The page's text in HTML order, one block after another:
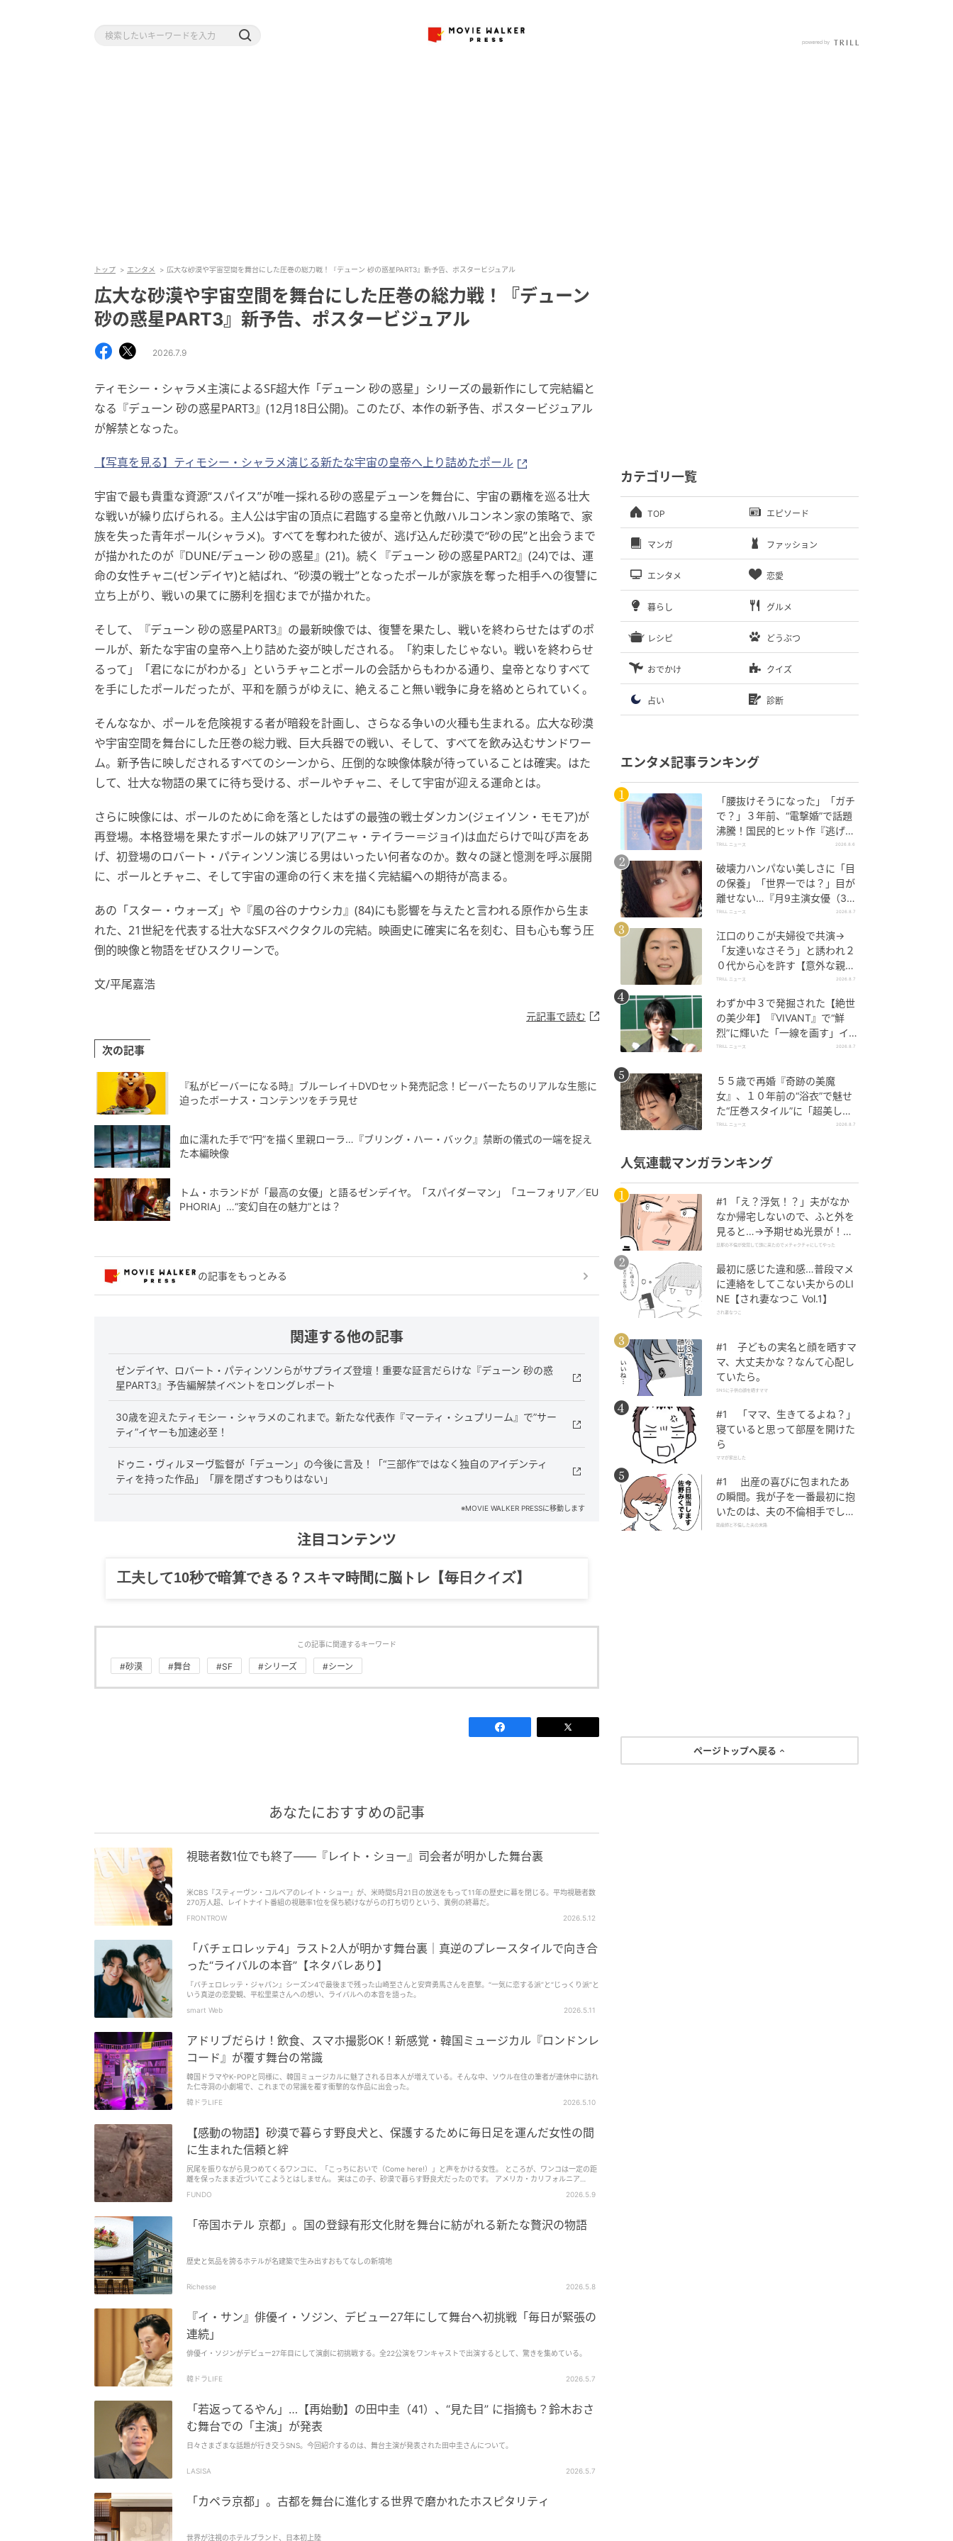
トップ エンタメ 広大な砂漠や宇宙空間を舞台にした圧巻の総力戦！『デューン 砂の惑星PART3』新予告、ポスタービジュアル
広大な砂漠や宇宙空間を舞台にした圧巻の総力戦！『デューン
砂の惑星PART3』新予告、ポスタービジュアル
2026.7.9
ティモシー・シャラメ主演によるSF超大作「デューン 砂の惑星」シリーズの最新作にして完結編と
なる『デューン 砂の惑星PART3』(12月18日公開)。このたび、本作の新予告、ポスタービジュアル
が解禁となった。
【写真を見る】ティモシー・シャラメ演じる新たな宇宙の皇帝へ上り詰めたポール
宇宙で最も貴重な資源“スパイス”が唯一採れる砂の惑星デューンを舞台に、宇宙の覇権を巡る壮大
な戦いが繰り広げられる。主人公は宇宙の頂点に君臨する皇帝と仇敵ハルコンネン家の策略で、家
族を失った青年ポール(シャラメ)。すべてを奪われた彼が、逃げ込んだ砂漠で“砂の民”と出会うまで
が描かれたのが『DUNE/デューン 砂の惑星』(21)。続く『デューン 砂の惑星PART2』(24)では、運
命の女性チャニ(ゼンデイヤ)と結ばれ、“砂漠の戦士”となったポールが家族を奪った相手への復讐に
立ち上がり、戦いの果てに勝利を掴むまでが描かれた。
そして、『デューン 砂の惑星PART3』の最新映像では、復讐を果たし、戦いを終わらせたはずのポ
ールが、新たな宇宙の皇帝へ上り詰めた姿が映しだされる。「約束したじゃない。戦いを終わらせ
るって」「君になにがわかる」というチャニとポールの会話からもわかる通り、皇帝となりすべて
を手にしたポールだったが、平和を願うがゆえに、絶えること無い戦争に身を絡めとられていく。
そんななか、ポールを危険視する者が暗殺を計画し、さらなる争いの火種も生まれる。広大な砂漠
や宇宙空間を舞台にした圧巻の総力戦、巨大兵器での戦い、そして、すべてを飲み込むサンドワー
ム。新予告に映しだされるすべてのシーンから、圧倒的な映像体験が待っていることは確実。はた
して、壮大な物語の果てに待ち受ける、ポールやチャニ、そして宇宙が迎える運命とは。
さらに映像には、ポールのために命を落としたはずの最強の戦士ダンカン(ジェイソン・モモア)が
再登場。本格登場を果たすポールの妹アリア(アニャ・テイラー＝ジョイ)は血だらけで叫び声をあ
げ、初登場のロバート・パティンソン演じる男はいったい何者なのか。数々の謎と憶測を呼ぶ展開
に、ポールとチャニ、そして宇宙の運命の行く末を描く完結編への期待が高まる。
あの「スター・ウォーズ」や『風の谷のナウシカ』(84)にも影響を与えたと言われる原作から生ま
れた、21世紀を代表する壮大なSFスペクタクルの完結。映画史に確実に名を刻む、目も心も奪う圧
倒的映像と物語をぜひスクリーンで。
文/平尾嘉浩
元記事で読む
次の記事
『私がビーバーになる時』ブルーレイ＋DVDセット発売記念！ビーバーたちのリアルな生態に
迫ったボーナス・コンテンツをチラ見せ
血に濡れた手で“円”を描く里親ローラ…『ブリング・ハー・バック』禁断の儀式の⼀端を捉え
た本編映像
トム・ホランドが「最高の女優」と語るゼンデイヤ。「スパイダーマン」「ユーフォリア／EU
PHORIA」…“変幻自在の魅力”とは？
の記事をもっとみる
関連する他の記事
ゼンデイヤ、ロバート・パティンソンらがサプライズ登壇！重要な証言だらけな『デューン 砂の惑
星PART3』予告編解禁イベントをロングレポート
30歳を迎えたティモシー・シャラメのこれまで。新たな代表作『マーティ・シュプリーム』で”サー
ティ”イヤーも加速必至！
ドゥニ・ヴィルヌーヴ監督が「デューン」の今後に言及！「“三部作”ではなく独自のアイデンティ
ティを持った作品」「扉を閉ざすつもりはない」
※MOVIE WALKER PRESSに移動します
注目コンテンツ
グルメ、ギャグ、子育て、旅行記……全部、読めます。
この記事に関連するキーワード
#砂漠 #舞台 #SF #シリーズ #シーン
あなたにおすすめの記事
視聴者数1位でも終了——『レイト・ショー』司会者が明かした舞台裏
米CBS『スティーヴン・コルベアのレイト・ショー』が、米時間5月21日の放送をもって11年の歴史に幕を閉じる。平均視聴者数
270万人超、レイトナイト番組の視聴率1位を保ち続けながらの打ち切りという、異例の終幕だ。
FRONTROW
2026.5.12
「バチェロレッテ4」ラスト2人が明かす舞台裏｜真逆のプレースタイルで向き合
った“ライバルの本音”【ネタバレあり】
『バチェロレッテ・ジャパン』シーズン4で最後まで残った山崎至さんと安齊勇馬さんを直撃。“一気に恋する派”と“じっくり派”と
いう真逆の恋愛観、平松里菜さんへの想い、ライバルへの本音を語った。
smart Web
2026.5.11
アドリブだらけ！飲食、スマホ撮影OK！新感覚・韓国ミュージカル『ロンドンレ
コード』が覆す舞台の常識
韓国ドラマやK-POPと同様に、韓国ミュージカルに魅了される日本人が増えている。そんな中、ソウル在住の筆者が連休中に訪れ
た仁寺洞の小劇場で、これまでの常識を覆す衝撃的な作品に出会った。
韓ドラLIFE
2026.5.10
【感動の物語】砂漠で暮らす野良犬と、保護するために毎日足を運んだ女性の間
に生まれた信頼と絆
尻尾を振りながら見つめてくるワンコに、「こっちにおいで（Come here!）」と声をかける女性。 ところが、ワンコは一定の距
離を保ったまま近づいてこようとはしません。 実はこの子、砂漠で暮らす野良犬だったのです。 アメリカ・カリフォルニア…
FUNDO
2026.5.9
「帝国ホテル 京都」。国の登録有形文化財を舞台に紡がれる新たな贅沢の物語
歴史と気品を誇るホテルが名建築で生み出すおもてなしの新境地
Richesse 2026.5.8
『イ・サン』俳優イ・ソジン、デビュー27年にして舞台へ初挑戦「毎日が緊張の
連続」
俳優イ・ソジンがデビュー27年目にして演劇に初挑戦する。全22公演をワンキャストで出演するとして、驚きを集めている。
韓ドラLIFE 2026.5.7
「若返ってるやん」…【再始動】の田中圭（41）、“見た目” に指摘も？鈴木おさ
む舞台での「主演」が発表
日々さまざまな話題が行き交うSNS。今回紹介するのは、舞台主演が発表された田中圭さんについて。
LASISA 2026.5.7
「カペラ京都」。古都を舞台に進化する世界で磨かれたホスピタリティ
世界が注視のホテルブランド、日本初上陸
カテゴリ一覧
TOP エピソード
マンガ ファッション
エンタメ 恋愛
暮らし グルメ
レシピ どうぶつ
おでかけ クイズ
占い 診断
エンタメ記事ランキング
「腰抜けそうになった」「ガチ
で？」３年前、“電撃婚”で話題
沸騰！国民的ヒット作『逃げ
恥』で異彩放った【国宝級イケ
TRILL ニュース 2026.8.6
破壊力ハンパない美しさに「目
の保養」「世界一では？」目が
離せない…『月9主演女優（34
歳）』“極上”美ショットがすご
TRILL ニュース 2026.8.7
江口のりこが夫婦役で共演→
「友達いなさそう」と誘われ２
０代から心を許す【意外な親友
芸人】とは？
TRILL ニュース 2026.8.7
わずか中３で発掘された【絶世
の美少年】『VIVANT』で“鮮
烈”に輝いた「一線を画す」イケ
メン俳優
TRILL ニュース 2026.8.7
５５歳で再婚『奇跡の美魔
女』、１０年前の“浴衣”で魅せ
た“圧巻スタイル”に「超美し
い」「うっとり」
TRILL ニュース 2026.8.7
人気連載マンガランキング
#1 「え？浮気！？」夫がなか
なか帰宅しないので、ふと外を
見ると…→予期せぬ光景が！｜
旦那の不倫が発覚して頭に来た
旦那の不倫が発覚して頭に来たのでメチャクチャにしてやった
最初に感じた違和感…普段マメ
に連絡をしてこない夫からのLI
NE【され妻なつこ Vol.1】
され妻なつこ
#1 子どもの実名と顔を晒すマ
マ、大丈夫かな？なんて心配し
ていたら。
SNSに子供の顔を晒すママ
#1 「ママ、生きてるよね？」
寝ていると思って部屋を開けた
ら
ママが家出した
#1 出産の喜びに包まれたあ
の瞬間。我が子を一番最初に抱
いたのは、夫の不倫相手でし
た。
助産師と不倫した夫の末路
ページトップへ戻る